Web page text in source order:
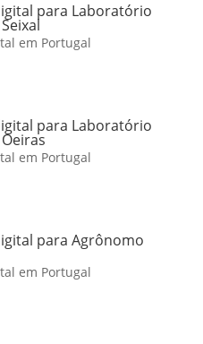
para Laboratório
em Portugal
para Laboratório
em Portugal
para Agrônomo
em Portugal